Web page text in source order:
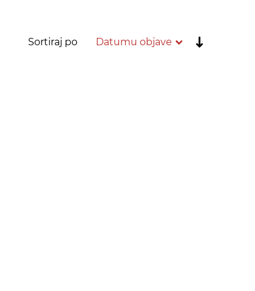
Sortiraj po